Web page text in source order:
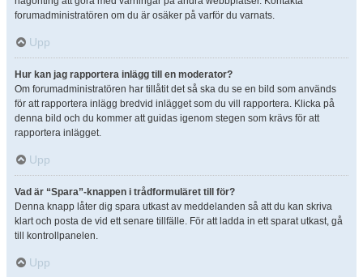
forumadministratören om du är osäker på varför du varnats.
Upp
Hur kan jag rapportera inlägg till en moderator?
Om forumadministratören har tillåtit det så ska du se en bild som används
för att rapportera inlägg bredvid inlägget som du vill rapportera. Klicka på
denna bild och du kommer att guidas igenom stegen som krävs för att
rapportera inlägget.
Upp
Vad är “Spara”-knappen i trådformuläret till för?
Denna knapp låter dig spara utkast av meddelanden så att du kan skriva
klart och posta de vid ett senare tillfälle. För att ladda in ett sparat utkast, gå
till kontrollpanelen.
Upp